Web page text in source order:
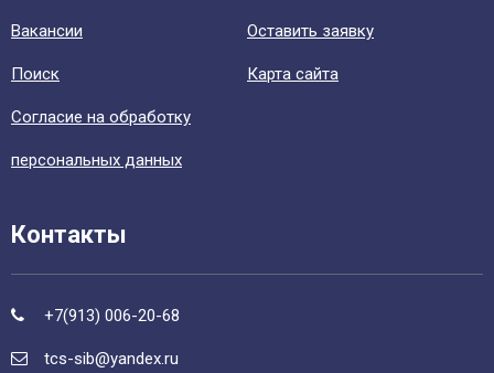
Вакансии Оставить заявку
Поиск Карта сайта
Согласие на обработку
персональных данных
Контакты
+7(913) 006-20-68
tcs-sib@yandex.ru